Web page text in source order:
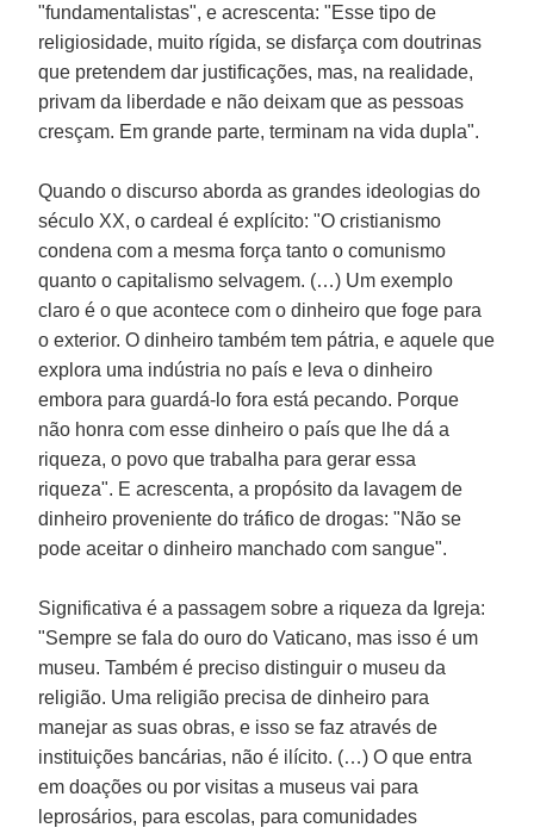
"fundamentalistas", e acrescenta: "Esse tipo de
religiosidade, muito rígida, se disfarça com doutrinas
que pretendem dar justificações, mas, na realidade,
privam da liberdade e não deixam que as pessoas
cresçam. Em grande parte, terminam na vida dupla".
Quando o discurso aborda as grandes ideologias do
século XX, o cardeal é explícito: "O cristianismo
condena com a mesma força tanto o comunismo
quanto o capitalismo selvagem. (…) Um exemplo
claro é o que acontece com o dinheiro que foge para
o exterior. O dinheiro também tem pátria, e aquele que
explora uma indústria no país e leva o dinheiro
embora para guardá-lo fora está pecando. Porque
não honra com esse dinheiro o país que lhe dá a
riqueza, o povo que trabalha para gerar essa
riqueza". E acrescenta, a propósito da lavagem de
dinheiro proveniente do tráfico de drogas: "Não se
pode aceitar o dinheiro manchado com sangue".
Significativa é a passagem sobre a riqueza da Igreja:
"Sempre se fala do ouro do Vaticano, mas isso é um
museu. Também é preciso distinguir o museu da
religião. Uma religião precisa de dinheiro para
manejar as suas obras, e isso se faz através de
instituições bancárias, não é ilícito. (…) O que entra
em doações ou por visitas a museus vai para
leprosários, para escolas, para comunidades